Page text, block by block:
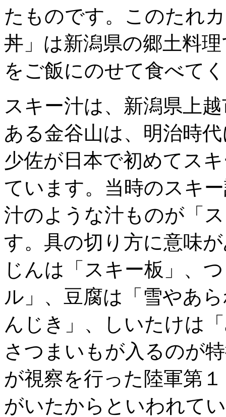
たものです。このたれ
丼」は新潟県の郷土料
をご飯にのせて食べて
スキー汁は、新潟県上
ある金谷山は、明治時
少佐が日本で初めてス
ています。当時のスキ
汁のような汁ものが「
す。具の切り方に意味
じんは「スキー板」、
ル」、豆腐は「雪やあ
んじき」、しいたけは
さつまいもが入るのが
が視察を行った陸軍第
がいたからといわれて